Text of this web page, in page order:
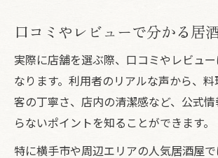
口コミやレビューで分かる居
実際に店舗を選ぶ際、口コミやレビュ
なります。利用者のリアルな声から、
客の丁寧さ、店内の清潔感など、公式
らないポイントを知ることができます。
特に横手市や周辺エリアの人気居酒屋